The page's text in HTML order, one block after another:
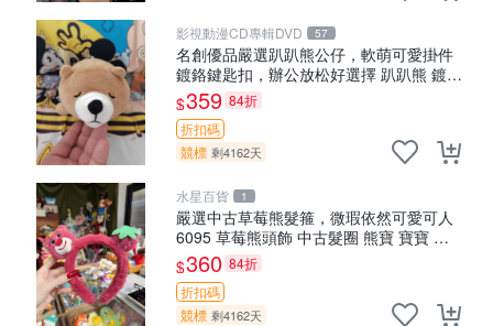
影視動漫CD專輯DVD 57
名創優品嚴選趴趴熊公仔，軟萌可愛掛件
鍍鉻鍵匙扣，辦公放松好選擇 趴趴熊 鍍鉻
鍵匙扣 萬用掛件
$359 84折
折扣碼
競標 剩4162天
水星百貨 1
嚴選中古草莓熊髮箍，微瑕依然可愛可人
6095 草莓熊頭飾 中古髮圈 熊寶 寶寶 娃
娃熊髮箍 中古收藏 玩具髮夾
$360 84折
折扣碼
競標 剩4162天